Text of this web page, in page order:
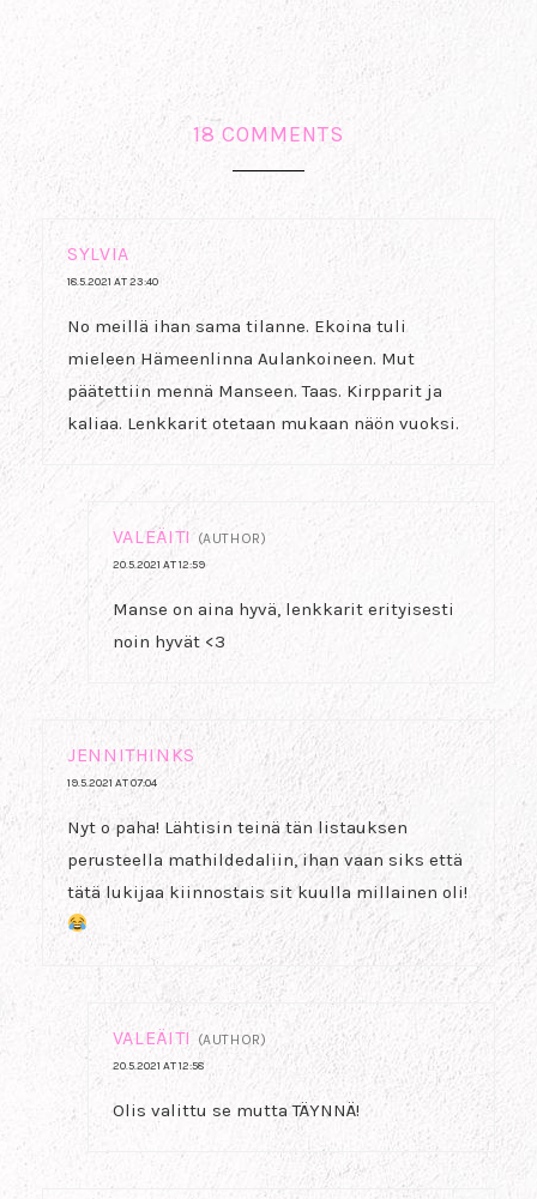
18 COMMENTS
SYLVIA
18.5.2021 AT 23:40
No meillä ihan sama tilanne. Ekoina tuli
mieleen Hämeenlinna Aulankoineen. Mut
päätettiin mennä Manseen. Taas. Kirpparit ja
kaliaa. Lenkkarit otetaan mukaan näön vuoksi.
VALEÄITI (AUTHOR)
20.5.2021 AT 12:59
Manse on aina hyvä, lenkkarit erityisesti
noin hyvät <3
JENNITHINKS
19.5.2021 AT 07:04
Nyt o paha! Lähtisin teinä tän listauksen
perusteella mathildedaliin, ihan vaan siks että
tätä lukijaa kiinnostais sit kuulla millainen oli!
VALEÄITI (AUTHOR)
20.5.2021 AT 12:58
Olis valittu se mutta TÄYNNÄ!